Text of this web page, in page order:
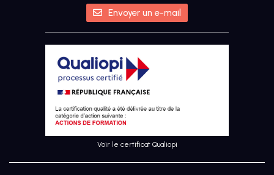
IA
UX &
DESIGN
THINKING
UI
Envoyer un e-mail
Voir le certificat Qualiopi